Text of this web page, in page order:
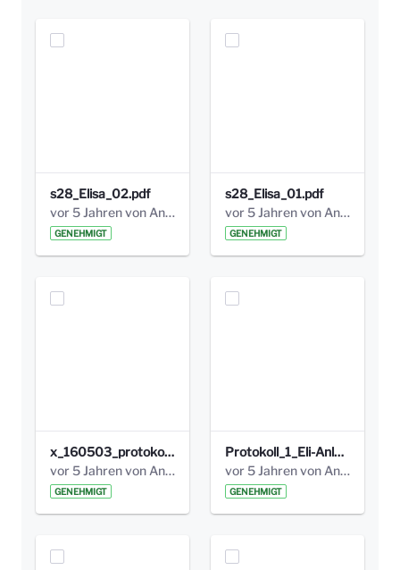
s28_Elisa_02.pdf
vor 5 Jahren von Anni Schlumberger
GENEHMIGT
s28_Elisa_01.pdf
vor 5 Jahren von Anni Schlumberger
GENEHMIGT
x_160503_protokoll_infoabend.pdf
vor 5 Jahren von Anni Schlumberger
GENEHMIGT
Protokoll_1_Eli-Anlage_final.pdf
vor 5 Jahren von Anni Schlumberger
GENEHMIGT